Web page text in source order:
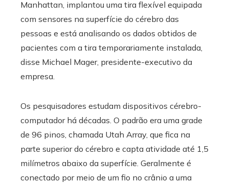
Manhattan, implantou uma tira flexível equipada
com sensores na superfície do cérebro das
pessoas e está analisando os dados obtidos de
pacientes com a tira temporariamente instalada,
disse Michael Mager, presidente-executivo da
empresa.
Os pesquisadores estudam dispositivos cérebro-
computador há décadas. O padrão era uma grade
de 96 pinos, chamada Utah Array, que fica na
parte superior do cérebro e capta atividade até 1,5
milímetros abaixo da superfície. Geralmente é
conectado por meio de um fio no crânio a uma